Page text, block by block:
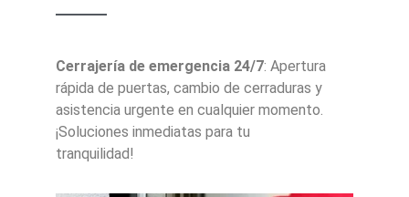
Cerrajería de emergencia 24/7: Apertura
rápida de puertas, cambio de cerraduras y
asistencia urgente en cualquier momento.
¡Soluciones inmediatas para tu
tranquilidad!